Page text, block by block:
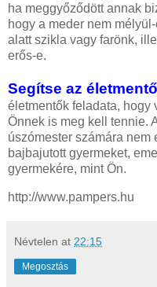
ha meggyőződött annak
hogy a meder nem
alatt szikla vagy farönk,
erős-e.
Segítse az
életmentők feladata, hogy
Önnek is meg kell tennie.
úszómester számára
bajbajutott gyermeket,
gyermekére, mint Ön.
http://www.pampers.hu
Névtelen at 22:15
Megosztás